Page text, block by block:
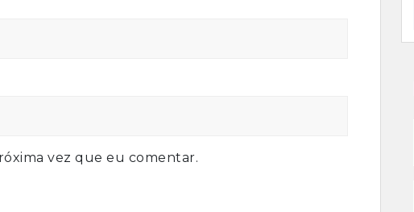
vez que eu comentar.